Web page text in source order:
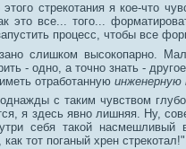
стрекотания я кое-что
это все... того...
процесс, чтобы все
слишком высокопарно.
- одно, а точно знать -
отработанную инженерную
с таким чувством
я здесь явно лишняя. Ну,
себя такой
тот поганый хрен стрекотал!"